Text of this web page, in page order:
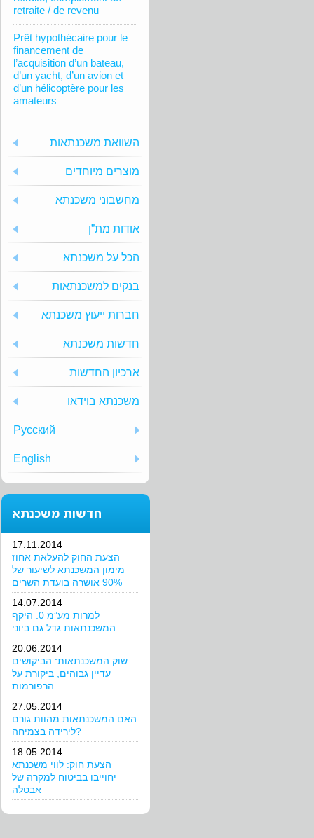
retraite / de revenu
Prêt hypothécaire pour le
financement de
l’acquisition d’un bateau,
d’un yacht, d’un avion et
d’un hélicoptère pour les
amateurs
השוואת משכנתאות
מוצרים מיוחדים
מחשבוני משכנתא
אודות מת”ן
הכל על משכנתא
בנקים למשכנתאות
חברות ייעוץ משכנתא
חדשות משכנתא
ארכיון החדשות
משכנתא בוידאו
Русский
English
חדשות משכנתא
17.11.2014
הצעת החוק להעלאת אחוז
מימון המשכנתא לשיעור של
90% אושרה בועדת השרים
14.07.2014
למרות מע”מ 0: היקף
המשכנתאות גדל גם ביוני
20.06.2014
שוק המשכנתאות: הביקושים
עדיין גבוהים, ביקורת על
הרפורמות
27.05.2014
האם המשכנתאות מהוות גורם
לירידה בצמיחה?
18.05.2014
הצעת חוק: לווי משכנתא
יחוייבו בביטוח למקרה של
אבטלה